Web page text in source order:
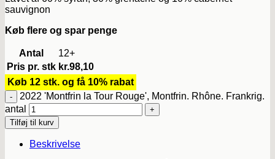
sauvignon
Køb flere og spar penge
Antal
12+
Pris pr. stk kr.98,10
Køb 12 stk. og få 10% rabat
2022 'Montfrin la Tour Rouge', Montfrin. Rhône. Frankrig.
antal
Tilføj til kurv
Beskrivelse